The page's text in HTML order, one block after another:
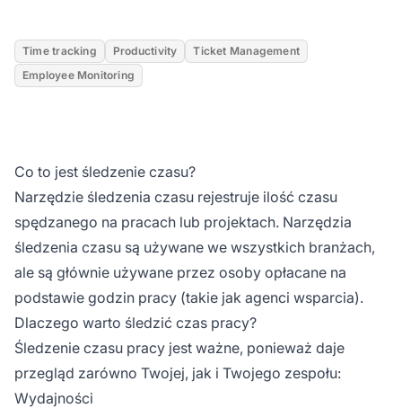
Time tracking Productivity
Ticket Management
Employee Monitoring
Co to jest śledzenie czasu?
Narzędzie śledzenia czasu rejestruje ilość czasu
spędzanego na pracach lub projektach. Narzędzia
śledzenia czasu są używane we wszystkich branżach,
ale są głównie używane przez osoby opłacane na
podstawie godzin pracy (takie jak agenci wsparcia).
Dlaczego warto śledzić czas pracy?
Śledzenie czasu pracy jest ważne, ponieważ daje
przegląd zarówno Twojej, jak i Twojego zespołu:
Wydajności